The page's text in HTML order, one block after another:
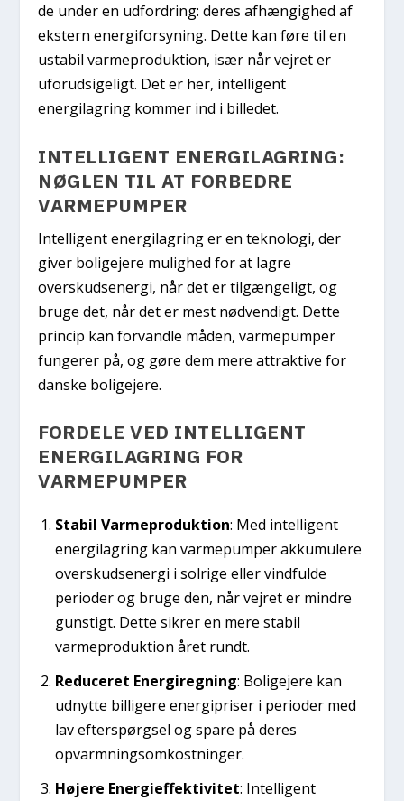
de under en udfordring: deres afhængighed af
ekstern energiforsyning. Dette kan føre til en
ustabil varmeproduktion, især når vejret er
uforudsigeligt. Det er her, intelligent
energilagring kommer ind i billedet.
INTELLIGENT ENERGILAGRING:
NØGLEN TIL AT FORBEDRE
VARMEPUMPER
Intelligent energilagring er en teknologi, der
giver boligejere mulighed for at lagre
overskudsenergi, når det er tilgængeligt, og
bruge det, når det er mest nødvendigt. Dette
princip kan forvandle måden, varmepumper
fungerer på, og gøre dem mere attraktive for
danske boligejere.
FORDELE VED INTELLIGENT
ENERGILAGRING FOR
VARMEPUMPER
Stabil Varmeproduktion: Med intelligent
energilagring kan varmepumper akkumulere
overskudsenergi i solrige eller vindfulde
perioder og bruge den, når vejret er mindre
gunstigt. Dette sikrer en mere stabil
varmeproduktion året rundt.
Reduceret Energiregning: Boligejere kan
udnytte billigere energipriser i perioder med
lav efterspørgsel og spare på deres
opvarmningsomkostninger.
Højere Energieffektivitet: Intelligent